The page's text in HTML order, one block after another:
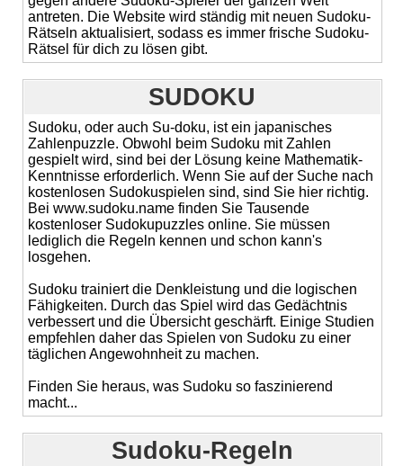
antreten. Die Website wird ständig mit neuen Sudoku-
Rätseln aktualisiert, sodass es immer frische Sudoku-
Rätsel für dich zu lösen gibt.
SUDOKU
Sudoku, oder auch Su-doku, ist ein japanisches
Zahlenpuzzle. Obwohl beim Sudoku mit Zahlen
gespielt wird, sind bei der Lösung keine Mathematik-
Kenntnisse erforderlich. Wenn Sie auf der Suche nach
kostenlosen Sudokuspielen sind, sind Sie hier richtig.
Bei www.sudoku.name finden Sie Tausende
kostenloser Sudokupuzzles online. Sie müssen
lediglich die Regeln kennen und schon kann's
losgehen.
Sudoku trainiert die Denkleistung und die logischen
Fähigkeiten. Durch das Spiel wird das Gedächtnis
verbessert und die Übersicht geschärft. Einige Studien
empfehlen daher das Spielen von Sudoku zu einer
täglichen Angewohnheit zu machen.
Finden Sie heraus, was Sudoku so faszinierend
macht...
Sudoku-Regeln